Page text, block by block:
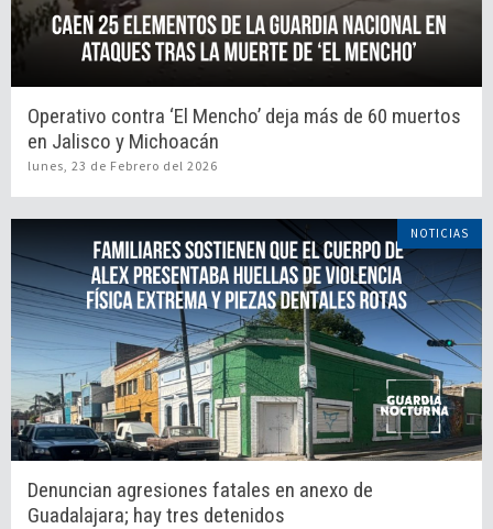
Operativo contra ‘El Mencho’ deja más de 60 muertos
en Jalisco y Michoacán
lunes, 23 de Febrero del 2026
NOTICIAS
Denuncian agresiones fatales en anexo de
Guadalajara; hay tres detenidos